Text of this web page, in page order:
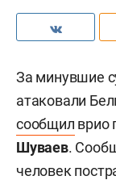
За минувшие
атаковали
сообщил врио
Шуваев.
человек